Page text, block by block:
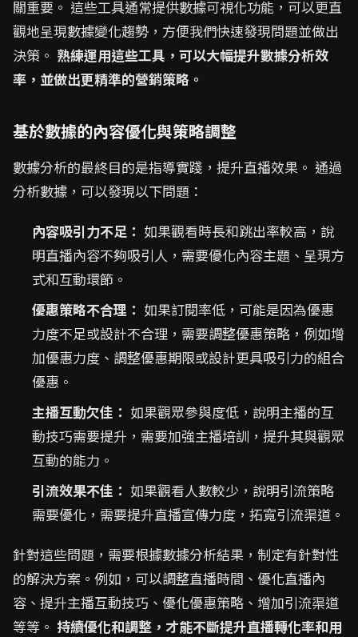
關重要。 這些工具通常提供數據可視化功能，可以更直
觀地呈現數據變化趨勢，方便我們快速發現問題並做出
決策。 熟練運用這些工具，可以大幅提升數據分析效
率，並做出更精準的營銷策略。
基於數據的內容優化與策略調整
數據分析的最終目的是指導實踐，提升直播效果。 通過
分析數據，可以發現以下問題：
內容吸引力不足： 如果觀看時長和跳出率較高，說
明直播內容不夠吸引人，需要優化內容主題、呈現方
式和互動環節。
優惠策略不合理： 如果訂閱率低，可能是因為優惠
力度不足或設計不合理，需要調整優惠策略，例如增
加優惠力度、調整優惠期限或設計更具吸引力的組合
優惠。
主播互動欠佳： 如果觀眾參與度低，說明主播的互
動技巧需要提升，需要加強主播培訓，提升其與觀眾
互動的能力。
引流效果不佳： 如果觀看人數較少，說明引流策略
需要優化，需要提升直播宣傳力度，拓寬引流渠道。
針對這些問題，需要根據數據分析結果，制定有針對性
的解決方案。例如，可以調整直播時間、優化直播內
容、提升主播互動技巧、優化優惠策略、增加引流渠道
等等。 持續優化和調整，才能不斷提升直播轉化率和用